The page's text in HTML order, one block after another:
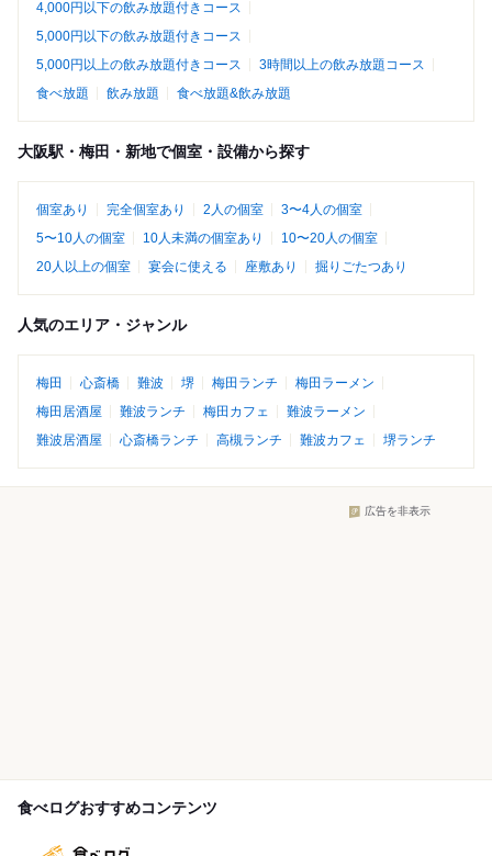
4,000円以下の飲み放題付きコース
5,000円以下の飲み放題付きコース
5,000円以上の飲み放題付きコース
3時間以上の飲み放題コース
食べ放題
飲み放題 食べ放題&飲み放題
大阪駅・梅田・新地で個室・設備から探す
個室あり 完全個室あり 2人の個室
3〜4人の個室
5〜10人の個室
10人未満の個室あり
10〜20人の個室
20人以上の個室
宴会に使える 座敷あり 掘りごたつあり
人気のエリア・ジャンル
梅田 心斎橋 難波 堺 梅田ランチ
梅田ラーメン
梅田居酒屋
難波ランチ 梅田カフェ
難波ラーメン
難波居酒屋
心斎橋ランチ 高槻ランチ 難波カフェ 堺ランチ
広告を非表示
食べログおすすめコンテンツ